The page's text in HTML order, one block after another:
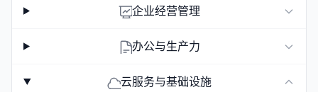
企业经营管理
办公与生产力
云服务与基础设施